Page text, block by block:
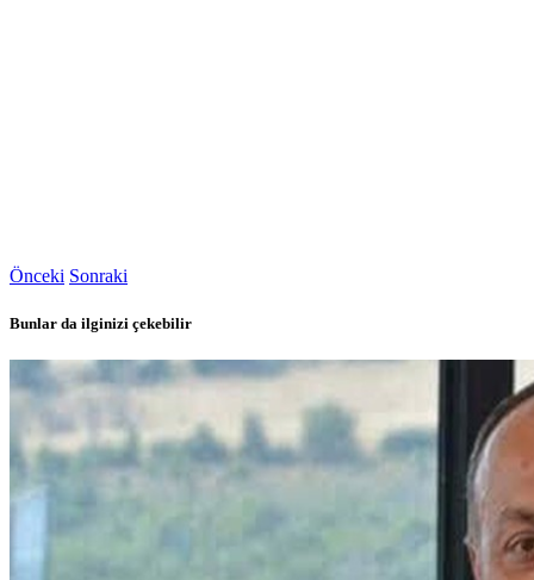
Önceki Sonraki
Bunlar da ilginizi çekebilir